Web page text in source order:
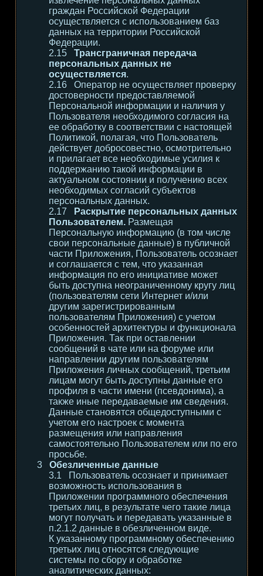
граждан Российской Федерации
осуществляется с использованием баз
данных на территории Российской
Федерации.
Трансграничная передача
персональных данных не
осуществляется.
Оператор не осуществляет проверку
достоверности предоставляемой
Персональной информации и наличия у
Пользователя необходимого согласия на
ее обработку в соответствии с настоящей
Политикой, полагая, что Пользователь
действует добросовестно, осмотрительно
и прилагает все необходимые усилия к
поддержанию такой информации в
актуальном состоянии и получению всех
необходимых согласий субъектов
персональных данных.
Раскрытие персональных данных
Пользователем. Размещая
Персональную информацию (в том числе
свои персональные данные) в публичной
части Приложения, Пользователь осознает
и соглашается с тем, что указанная
информация по его инициативе может
быть доступна неограниченному кругу лиц
(пользователям сети Интернет и/или
другим зарегистрированным
пользователям Приложения) с учетом
особенностей архитектуры и функционала
Приложения. Так при оставлении
сообщений в чате или на форуме или
направлении другим пользователям
Приложения личных сообщений, третьим
лицам могут быть доступны данные его
профиля в части имени (псевдонима), а
также иные передаваемые им сведения.
Данные становятся общедоступными с
учетом его настроек с момента
размещения или направления
самостоятельно Пользователем или по его
просьбе.
Обезличенные данные
Пользователь осознает и принимает
возможность использования в
Приложении программного обеспечения
третьих лиц, в результате чего такие лица
могут получать и передавать указанные в
п.2.1.2 данные в обезличенном виде.
К указанному программному обеспечению
третьих лиц относятся следующие
системы по сбору и обработке
аналитических данных: